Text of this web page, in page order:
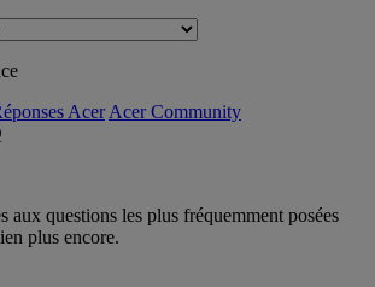
Acer Acer Community
aux questions les plus fréquemment posées
plus encore.